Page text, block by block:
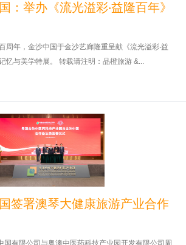
：举办《流光溢彩‧益隆百年》
周年，金沙中国于金沙艺廊隆重呈献《流光溢彩‧益
忆与美学特展。 转载请注明：品橙旅游 &...
签署澳琴大健康旅游产业合作